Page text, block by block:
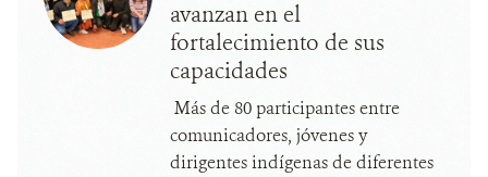
avanzan en el
fortalecimiento de sus
capacidades
Más de 80 participantes entre
comunicadores, jóvenes y
dirigentes indígenas de diferentes